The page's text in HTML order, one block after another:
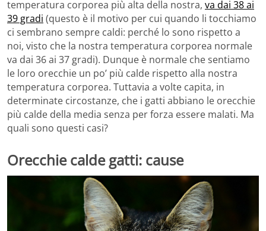
temperatura corporea più alta della nostra, va dai 38 ai
39 gradi (questo è il motivo per cui quando li tocchiamo
ci sembrano sempre caldi: perché lo sono rispetto a
noi, visto che la nostra temperatura corporea normale
va dai 36 ai 37 gradi). Dunque è normale che sentiamo
le loro orecchie un po’ più calde rispetto alla nostra
temperatura corporea. Tuttavia a volte capita, in
determinate circostanze, che i gatti abbiano le orecchie
più calde della media senza per forza essere malati. Ma
quali sono questi casi?
Orecchie calde gatti: cause